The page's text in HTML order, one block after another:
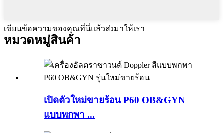
เขียนข้อความของคุณที่นี่แล้วส่งมาให้เรา
หมวดหมู่สินค้า
เปิดตัวใหม่ขายร้อน P60 OB&GYN
แบบพกพา ...